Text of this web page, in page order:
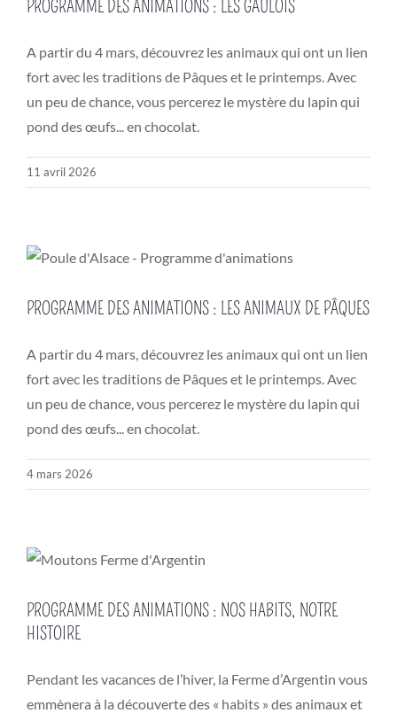
PROGRAMME DES ANIMATIONS : LES GAULOIS
A partir du 4 mars, découvrez les animaux qui ont un lien
fort avec les traditions de Pâques et le printemps. Avec
un peu de chance, vous percerez le mystère du lapin qui
pond des œufs... en chocolat.
11 avril 2026
PROGRAMME DES ANIMATIONS : LES ANIMAUX DE PÂQUES
A partir du 4 mars, découvrez les animaux qui ont un lien
fort avec les traditions de Pâques et le printemps. Avec
un peu de chance, vous percerez le mystère du lapin qui
pond des œufs... en chocolat.
4 mars 2026
PROGRAMME DES ANIMATIONS : NOS HABITS, NOTRE
HISTOIRE
Pendant les vacances de l’hiver, la Ferme d’Argentin vous
emmènera à la découverte des « habits » des animaux et